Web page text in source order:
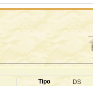
Tipo
DS